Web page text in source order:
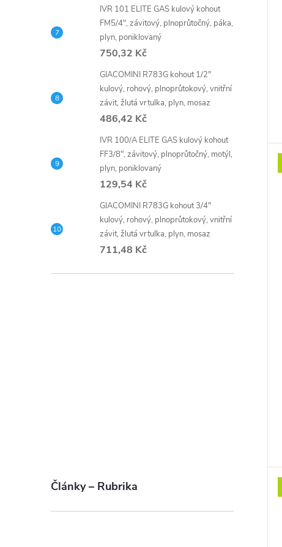
IVR 101 ELITE GAS kulový kohout
FM5/4", závitový, plnoprůtočný, páka,
plyn, poniklovaný
750,32 Kč
GIACOMINI R783G kohout 1/2"
kulový, rohový, plnoprůtokový, vnitřní
závit, žlutá vrtulka, plyn, mosaz
486,42 Kč
IVR 100/A ELITE GAS kulový kohout
FF3/8", závitový, plnoprůtočný, motýl,
plyn, poniklovaný
129,54 Kč
GIACOMINI R783G kohout 3/4"
kulový, rohový, plnoprůtokový, vnitřní
závit, žlutá vrtulka, plyn, mosaz
711,48 Kč
Články – Rubrika